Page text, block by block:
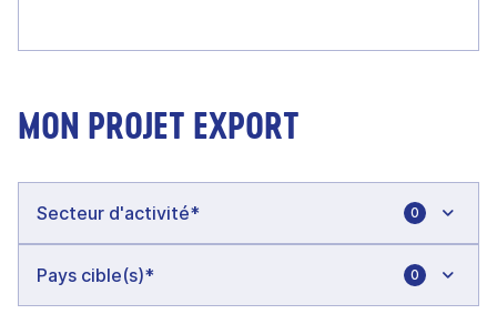
MON PROJET EXPORT
0
0